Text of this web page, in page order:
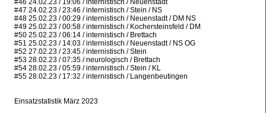
#46 24.02.23 / 19:06 / internistisch / Neuenstadt
#47 24.02.23 / 23:46 / internistisch / Stein / NS
#48 25.02.23 / 00:29 / internistisch / Neuenstadt / DM NS
#49 25.02.23 / 00:58 / internistisch / Kochersteinsfeld / DM
#50 25.02.23 / 06:14 / internistisch / Brettach
#51 25.02.23 / 14:03 / internistisch / Neuenstadt / NS OG
#52 27.02.23 / 23:45 / internistisch / Stein
#53 28.02.23 / 07:35 / neurologisch / Brettach
#54 28.02.23 / 05:59 / internistisch / Stein / KL
#55 28.02.23 / 17:32 / internistisch / Langenbeutingen
Einsatzstatistik März 2023